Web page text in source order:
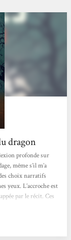
dragon
profonde sur
même s’il m’a
choix narratifs
yeux. L’accroche est
par le récit. Ces